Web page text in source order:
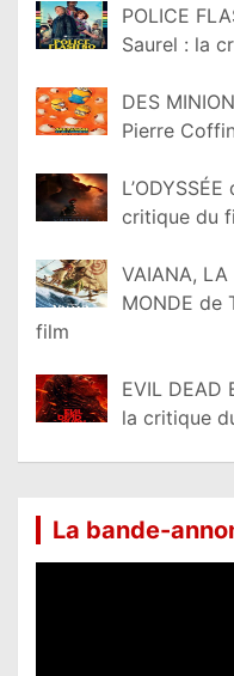
POLICE
Saurel : la
DES
Pierre
critique du
VAIANA, LA
MONDE de
film
EVIL DEAD
la critique
La bande-